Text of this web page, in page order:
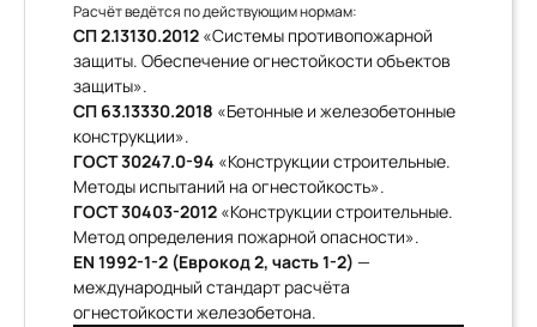
Расчёт ведётся по действующим нормам:
СП 2.13130.2012 «Системы противопожарной
защиты. Обеспечение огнестойкости объектов
защиты».
СП 63.13330.2018 «Бетонные и железобетонные
конструкции».
ГОСТ 30247.0-94 «Конструкции строительные.
Методы испытаний на огнестойкость».
ГОСТ 30403-2012 «Конструкции строительные.
Метод определения пожарной опасности».
EN 1992-1-2 (Еврокод 2, часть 1-2) —
международный стандарт расчёта
огнестойкости железобетона.